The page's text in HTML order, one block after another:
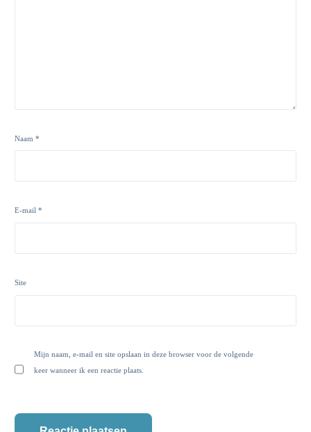
Naam*
E-mail*
Site
Mijn naam, e-mail en site opslaan in deze browser voor de volgende
keer wanneer ik een reactie plaats.